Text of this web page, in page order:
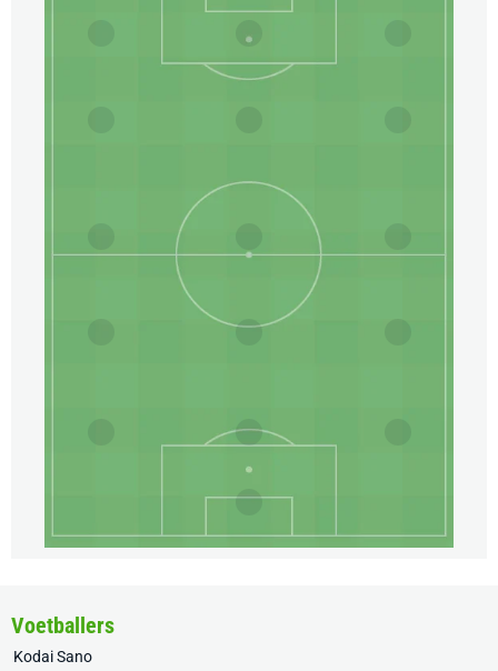
Voetballers
Kodai Sano